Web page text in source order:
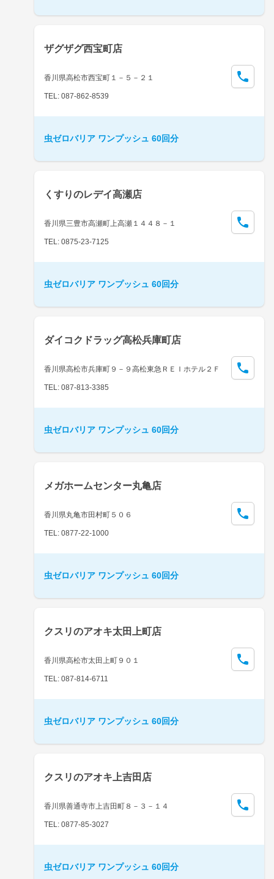
ザグザグ西宝町店
香川県高松市西宝町１－５－２１
TEL: 087-862-8539
虫ゼロバリア ワンプッシュ 60回分
くすりのレデイ高瀬店
香川県三豊市高瀬町上高瀬１４４８－１
TEL: 0875-23-7125
虫ゼロバリア ワンプッシュ 60回分
ダイコクドラッグ高松兵庫町店
香川県高松市兵庫町９－９高松東急ＲＥＩホテル２Ｆ
TEL: 087-813-3385
虫ゼロバリア ワンプッシュ 60回分
メガホームセンター丸亀店
香川県丸亀市田村町５０６
TEL: 0877-22-1000
虫ゼロバリア ワンプッシュ 60回分
クスリのアオキ太田上町店
香川県高松市太田上町９０１
TEL: 087-814-6711
虫ゼロバリア ワンプッシュ 60回分
クスリのアオキ上吉田店
香川県善通寺市上吉田町８－３－１４
TEL: 0877-85-3027
虫ゼロバリア ワンプッシュ 60回分